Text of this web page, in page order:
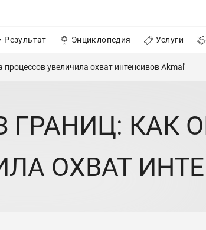
Результат Энциклопедия Услуги
увеличила охват интенсивов Akmal'
ГРАНИЦ: КАК
ОХВАТ